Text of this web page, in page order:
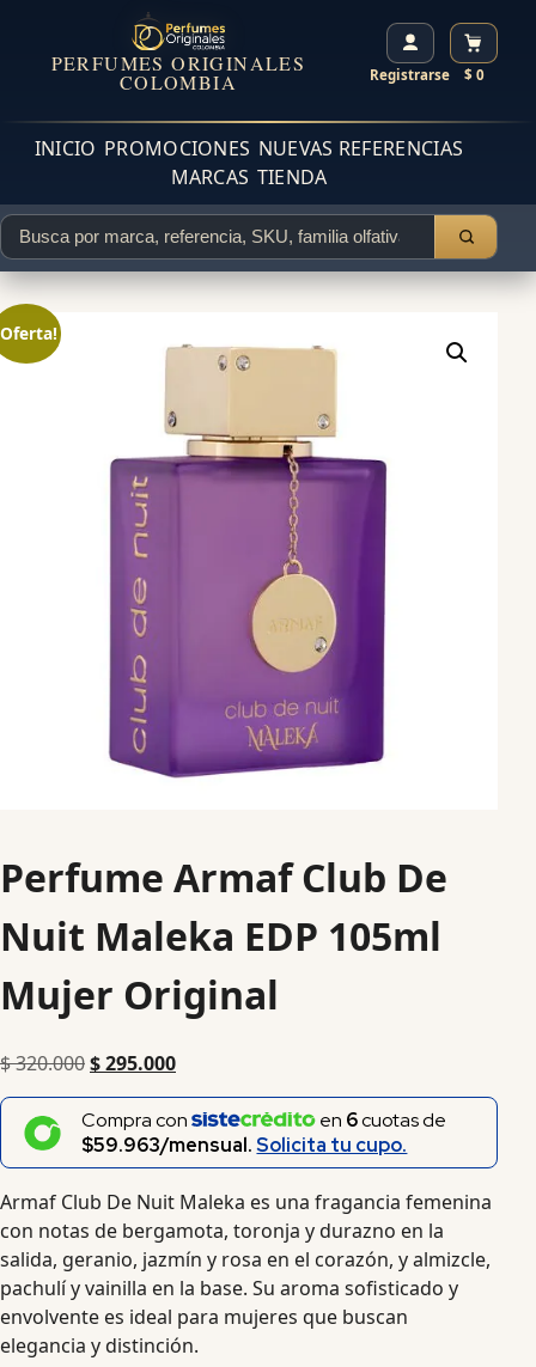
PERFUMES ORIGINALES
COLOMBIA Registrarse $ 0
INICIO PROMOCIONES NUEVAS REFERENCIAS
MARCAS TIENDA
Perfume Armaf Club De
Nuit Maleka EDP 105ml
Mujer Original
$320.000$295.000
Compra con en 6cuotas de
$59.963/mensual.Solicita tu cupo.
Armaf Club De Nuit Maleka es una fragancia femenina
con notas de bergamota, toronja y durazno en la
salida, geranio, jazmín y rosa en el corazón, y almizcle,
pachulí y vainilla en la base. Su aroma sofisticado y
envolvente es ideal para mujeres que buscan
elegancia y distinción.